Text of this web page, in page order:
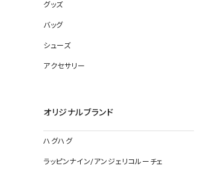
グッズ
バッグ
シューズ
アクセサリー
オリジナルブランド
ハグハグ
ラッピンナイン/アンジェリコルーチェ